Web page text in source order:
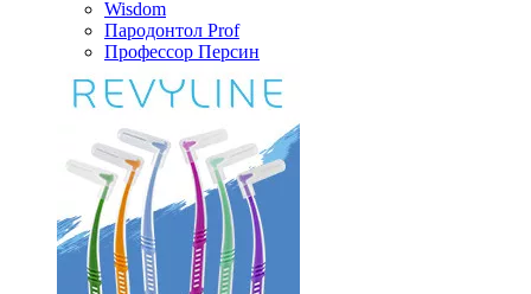
Wisdom
Пародонтол Prof
Профессор Персин